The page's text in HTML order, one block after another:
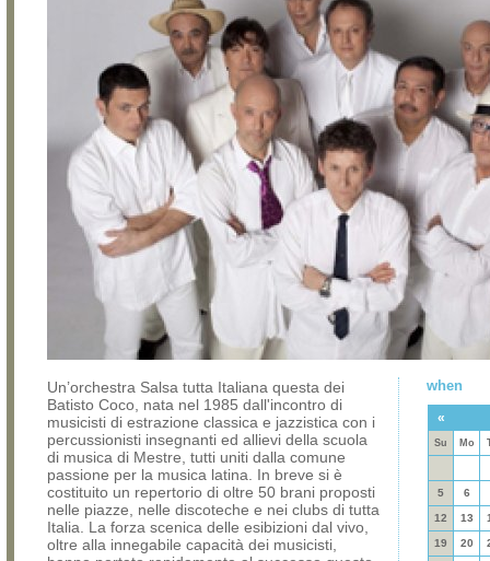
Un’orchestra Salsa tutta Italiana questa dei
Batisto Coco, nata nel 1985 dall'incontro di
musicisti di estrazione classica e jazzistica con i
percussionisti insegnanti ed allievi della scuola
di musica di Mestre, tutti uniti dalla comune
passione per la musica latina. In breve si è
costituito un repertorio di oltre 50 brani proposti
nelle piazze, nelle discoteche e nei clubs di tutta
Italia. La forza scenica delle esibizioni dal vivo,
oltre alla innegabile capacità dei musicisti,
when
«
Su Mo
5 6
12 13
19 20